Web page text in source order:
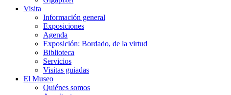
Visita
Información general
Exposiciones
Agenda
Exposición: Bordado, de la virtud
Biblioteca
Servicios
Visitas guiadas
El Museo
Quiénes somos